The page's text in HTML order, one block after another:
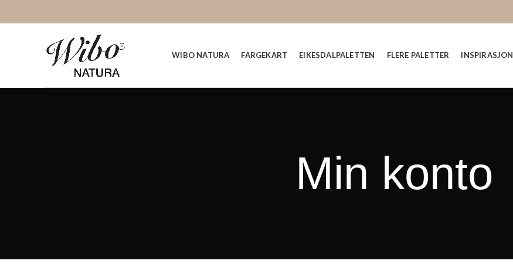
WIBO NATURA FARGEKART EIKESDALPALETTEN FLERE PALETTER INSPIRASJON
Min konto